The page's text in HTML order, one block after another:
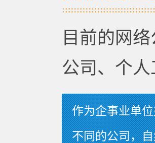
目前的网
公司、个
作为企事业单
不同的公司，